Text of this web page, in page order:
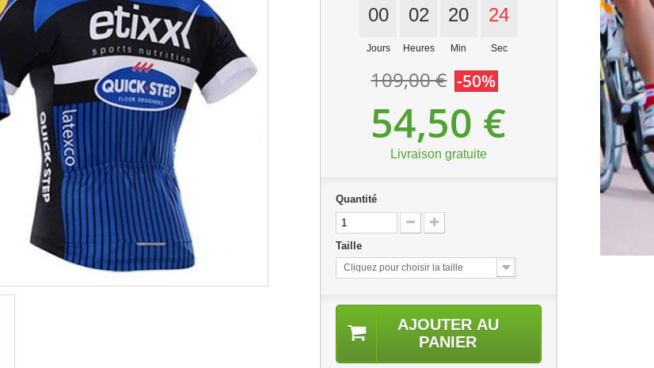
00
Jours
02
Heures
20
Min
23
Sec
109,00 € -50%
54,50 €
Livraison gratuite
Quantité
Taille
Cliquez pour choisir la taille
AJOUTER AU
PANIER